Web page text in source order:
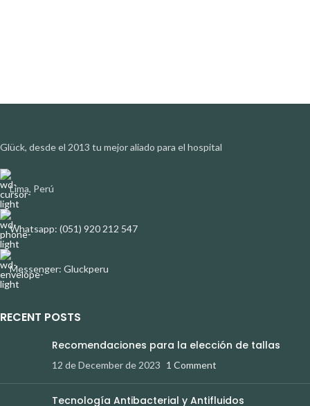
Glück, desde el 2013 tu mejor aliado para el hospital
Lima, Perú
Whatsapp: (051) 920 212 547
Messenger: Gluckperu
RECENT POSTS
Recomendaciones para la elección de tallas
12 de December de 2023 1 Comment
Tecnología Antibacterial y Antifluidos